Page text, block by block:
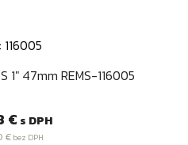
116005
1" 47mm REMS-116005
€ s DPH
€ bez DPH